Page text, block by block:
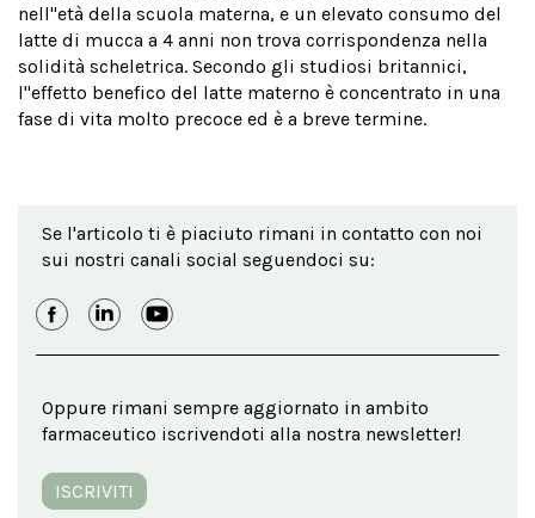
nell''età della scuola materna, e un elevato consumo del
latte di mucca a 4 anni non trova corrispondenza nella
solidità scheletrica. Secondo gli studiosi britannici,
l''effetto benefico del latte materno è concentrato in una
fase di vita molto precoce ed è a breve termine.
Se l'articolo ti è piaciuto rimani in contatto con noi
sui nostri canali social seguendoci su:
Oppure rimani sempre aggiornato in ambito
farmaceutico iscrivendoti alla nostra newsletter!
ISCRIVITI